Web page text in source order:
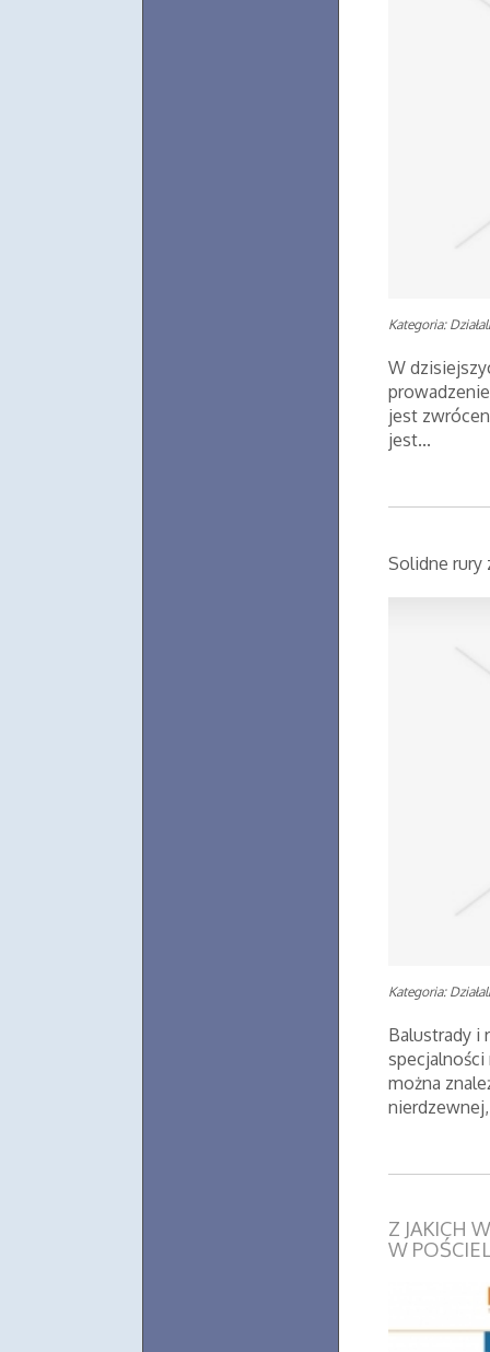
Kategoria:
W
jest
jest...
Solidne rury
Kategoria:
Balustrady i
można
Z JAKICH
W